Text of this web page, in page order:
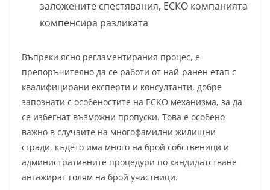
заложените спестявания, ЕСКО компанията
компенсира разликата
Въпреки ясно регламентирания процес, е
препоръчително да се работи от най-ранен етап с
квалифицирани експерти и консултанти, добре
запознати с особеностите на ЕСКО механизма, за да
се избегнат възможни пропуски. Това е особено
важно в случаите на многофамилни жилищни
сгради, където има много на брой собственици и
административните процедури по кандидатстване
ангажират голям на брой участници.